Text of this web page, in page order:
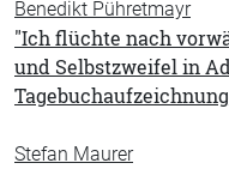
Benedikt Pühretmayr
"Ich flüchte nach
und Selbstzweifel in
Stefan Maurer